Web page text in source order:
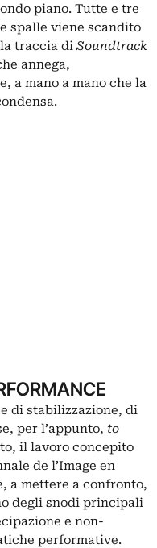
piano. Tutte e tre
spalle viene scandito
traccia di Soundtrack
annega,
a mano a mano che la
di stabilizzazione, di
per l’appunto, to
il lavoro concepito
de l’Image en
a mettere a confronto,
degli snodi principali
e non-
performative.